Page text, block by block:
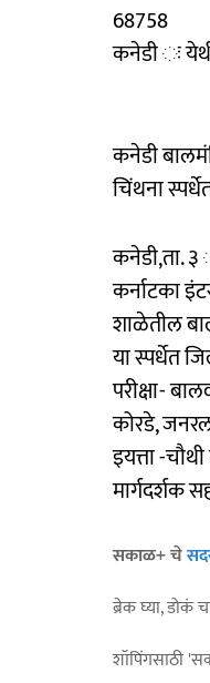
68758
कनेडी ः
कनेडी
चिंथना
कनेडी,ता. ३
कर्नाटका
शाळेतील
या स्पर्धेत
परीक्षा-
कोरडे,
इयत्ता -
मार्गदर्शक
सकाळ+ चे
ब्रेक घ्या, डोकं
शॉपिंगसाठी